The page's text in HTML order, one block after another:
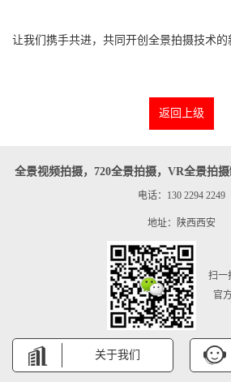
让我们携手共进，共同开创全景拍摄技术的
返回上级
全景视频拍摄，720全景拍摄，VR全景拍
电话：130 2294 2249
地址：陕西西安
扫一
官
关于我们